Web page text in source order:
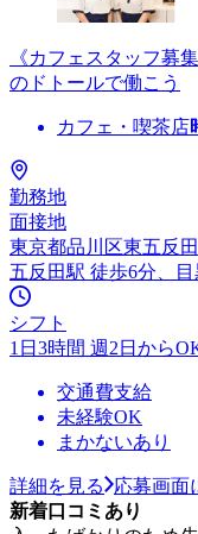
《カフェスタッフ募
のドトールで働こう
カフェ・喫茶店
勤務地
面接地
東京都品川区東五反
五反田駅 徒歩6分、
シフト
1日3時間 週2日から
交通費支給
未経験OK
まかないあり
詳細を見る
応募画面
新着口コミあり